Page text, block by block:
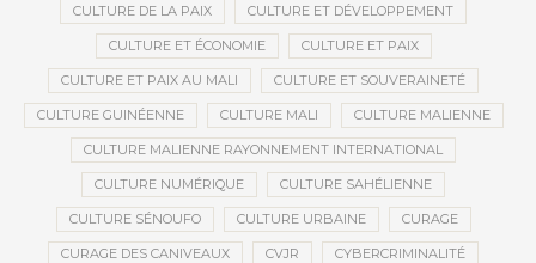
CULTURE DE LA PAIX CULTURE ET DÉVELOPPEMENT
CULTURE ET ÉCONOMIE CULTURE ET PAIX
CULTURE ET PAIX AU MALI CULTURE ET SOUVERAINETÉ
CULTURE GUINÉENNE CULTURE MALI CULTURE MALIENNE
CULTURE MALIENNE RAYONNEMENT INTERNATIONAL
CULTURE NUMÉRIQUE CULTURE SAHÉLIENNE
CULTURE SÉNOUFO CULTURE URBAINE CURAGE
CURAGE DES CANIVEAUX CVJR CYBERCRIMINALITÉ